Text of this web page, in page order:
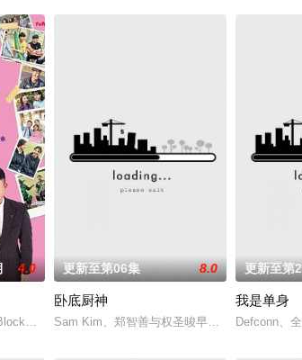
4.0
》将带着亲爱们亲自制作的谜题展开人文旅行。现场
更新至第06集 8.0
卧底厨神
Sam Kim、郑智善与权圣晙早已在韩国料理界
更新至第
我是单身
Defconn、